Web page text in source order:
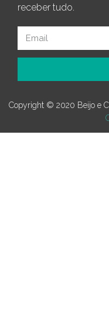
receber tudo.
Copyright © 2020 Beijo e